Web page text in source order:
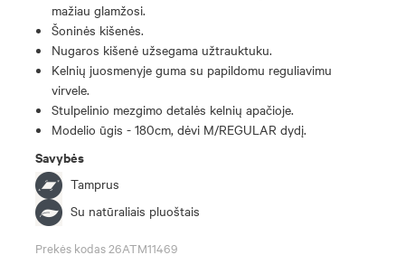
mažiau glamžosi.
Šoninės kišenės.
Nugaros kišenė užsegama užtrauktuku.
Kelnių juosmenyje guma su papildomu reguliavimu
virvele.
Stulpelinio mezgimo detalės kelnių apačioje.
Modelio ūgis - 180cm, dėvi M/REGULAR dydį.
Savybės
Tamprus
Su natūraliais pluoštais
Prekės kodas 26ATM11469